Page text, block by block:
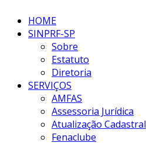
HOME
SINPRF-SP
Sobre
Estatuto
Diretoria
SERVIÇOS
AMFAS
Assessoria Jurídica
Atualização Cadastral
Fenaclube